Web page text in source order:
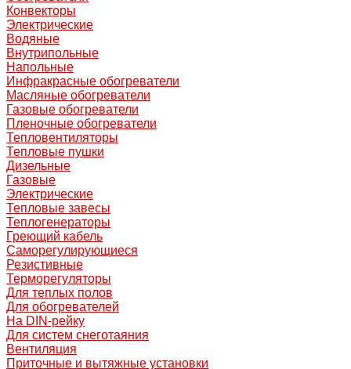
Конвекторы
Электрические
Водяные
Внутрипольные
Напольные
Инфракрасные обогреватели
Масляные обогреватели
Газовые обогреватели
Пленочные обогреватели
Тепловентиляторы
Тепловые пушки
Дизельные
Газовые
Электрические
Тепловые завесы
Теплогенераторы
Греющий кабель
Саморегулирующиеся
Резистивные
Терморегуляторы
Для теплых полов
Для обогревателей
На DIN-рейку
Для систем снеготаяния
Вентиляция
Приточные и вытяжные установки